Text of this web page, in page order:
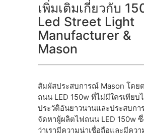
เพิ่มเติมเกี่ยวกับ
Led Street Light
Manufacturer &
Mason
สัมผัสประสบการณ์ Mason โดย
ถนน LED 150w ที่ไม่มีใครเทียบ
ประวัติอันยาวนานและประสบกา
จัดหาผู้ผลิตไฟถนน LED 150w
ว่าเรามีความน่าเชื่อถือและมีคว